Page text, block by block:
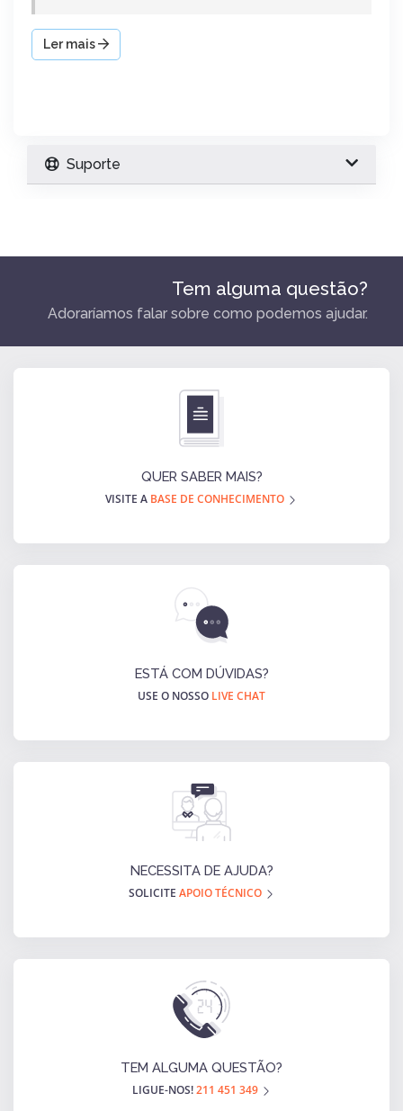
Ler mais
Suporte
Tem alguma questão?
Adoraríamos falar sobre como podemos ajudar.
QUER SABER MAIS?
VISITE A BASE DE CONHECIMENTO
ESTÁ COM DÚVIDAS?
USE O NOSSO LIVE CHAT
NECESSITA DE AJUDA?
SOLICITE APOIO TÉCNICO
TEM ALGUMA QUESTÃO?
LIGUE-NOS!211 451 349